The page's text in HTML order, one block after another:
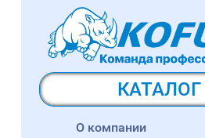
КАТАЛОГ
О компании